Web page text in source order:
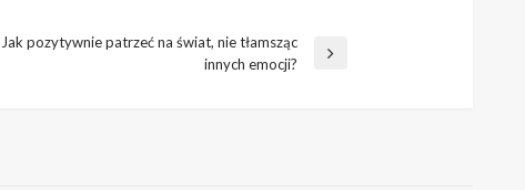
pozytywnie patrzeć na świat, nie tłamsząc
innych emocji?